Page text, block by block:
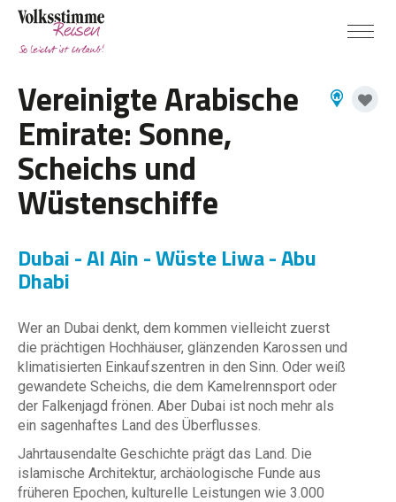
Vereinigte Arabische
Emirate: Sonne,
Scheichs und
Wüstenschiffe
Dubai - Al Ain - Wüste Liwa - Abu
Dhabi
Wer an Dubai denkt, dem kommen vielleicht zuerst
die prächtigen Hochhäuser, glänzenden Karossen und
klimatisierten Einkaufszentren in den Sinn. Oder weiß
gewandete Scheichs, die dem Kamelrennsport oder
der Falkenjagd frönen. Aber Dubai ist noch mehr als
ein sagenhaftes Land des Überflusses.
Jahrtausendalte Geschichte prägt das Land. Die
islamische Architektur, archäologische Funde aus
früheren Epochen, kulturelle Leistungen wie 3.000